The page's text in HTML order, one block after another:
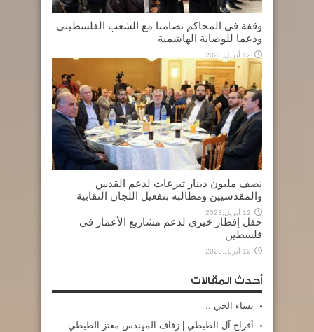
وقفة في المحاكم تضامنا مع الشعب الفلسطيني
ودعما للوصاية الهاشمية
12 أبريل,2023
نصف مليون دينار تبرعات لدعم القدس
والمقدسيين ومطالبه بتفعيل اللجان النقابية
12 أبريل,2023
حفل إفطار خيري لدعم مشاريع الأعمار في
فلسطين
12 أبريل,2023
أحدث المقالات
نساء الحي ..
أفراح آل الطيطي | زفاف المهندس معتز الطيطي